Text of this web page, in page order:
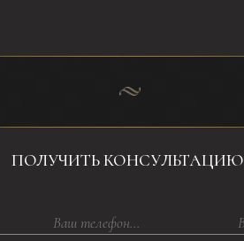
ПОЛУЧИТЬ КОНСУЛЬТАЦИЮ